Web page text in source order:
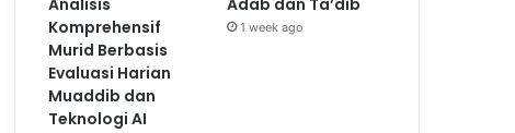
Analisis
Komprehensif
Murid Berbasis
Evaluasi Harian
Muaddib dan
Teknologi AI
Adab dan Ta’dib
1 week ago